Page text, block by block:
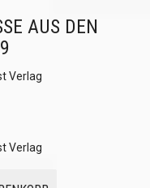
AUS DEN B
Verlag
Verlag